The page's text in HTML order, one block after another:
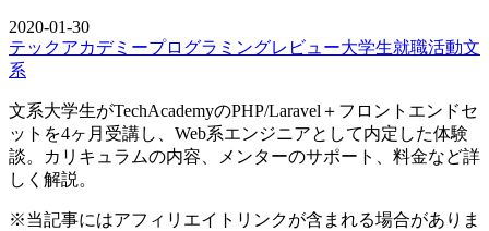
2020-01-30
テックアカデミープログラミングレビュー大学生就職活動文
系
文系大学生がTechAcademyのPHP/Laravel＋フロントエンドセ
ットを4ヶ月受講し、Web系エンジニアとして内定した体験
談。カリキュラムの内容、メンターのサポート、料金など詳
しく解説。
※当記事にはアフィリエイトリンクが含まれる場合がありま